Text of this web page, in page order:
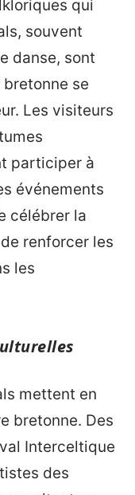
qui
souvent
danse, sont
se
Les visiteurs
participer à
événements
célébrer la
renforcer les
les
mettent en
bretonne. Des
Interceltique
des